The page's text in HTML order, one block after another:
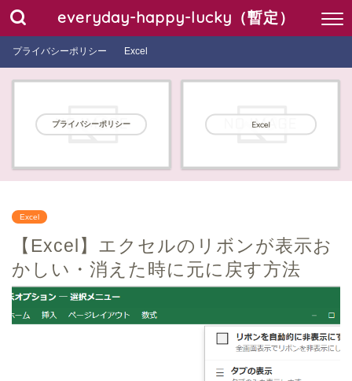
everyday-happy-lucky（暫定）
プライバシーポリシー Excel
プライバシーポリシー Excel
Excel
【Excel】エクセルのリボンが表示お
かしい・消えた時に元に戻す方法